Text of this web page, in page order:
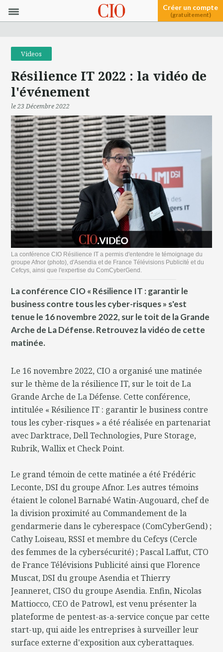
Créer un compte
(gratuitement)
Videos
Résilience IT 2022 : la vidéo de
l'événement
le 23 Décembre 2022
La conférence CIO Résilience IT a permis d'entendre le témoignage du
groupe Afnor (photo), d'Asendia et de France Télévisions Publicité et du
Cefcys, ainsi que l'expertise du ComCyberGend.
La conférence CIO « Résilience IT : garantir le
business contre tous les cyber-risques » s'est
tenue le 16 novembre 2022, sur le toit de la Grande
Arche de La Défense. Retrouvez la vidéo de cette
matinée.
Le 16 novembre 2022, CIO a organisé une matinée
sur le thème de la résilience IT, sur le toit de La
Grande Arche de La Défense. Cette conférence,
intitulée « Résilience IT : garantir le business contre
tous les cyber-risques » a été réalisée en partenariat
avec Darktrace, Dell Technologies, Pure Storage,
Rubrik, Wallix et Check Point.
Le grand témoin de cette matinée a été Frédéric
Leconte, DSI du groupe Afnor. Les autres témoins
étaient le colonel Barnabé Watin-Augouard, chef de
la division proximité au Commandement de la
gendarmerie dans le cyberespace (ComCyberGend) ;
Cathy Loiseau, RSSI et membre du Cefcys (Cercle
des femmes de la cybersécurité) ; Pascal Laffut, CTO
de France Télévisions Publicité ainsi que Florence
Muscat, DSI du groupe Asendia et Thierry
Jeanneret, CISO du groupe Asendia. Enfin, Nicolas
Mattiocco, CEO de Patrowl, est venu présenter la
plateforme de pentest-as-a-service conçue par cette
start-up, qui aide les entreprises à surveiller leur
surface externe d'exposition aux cyberattaques.